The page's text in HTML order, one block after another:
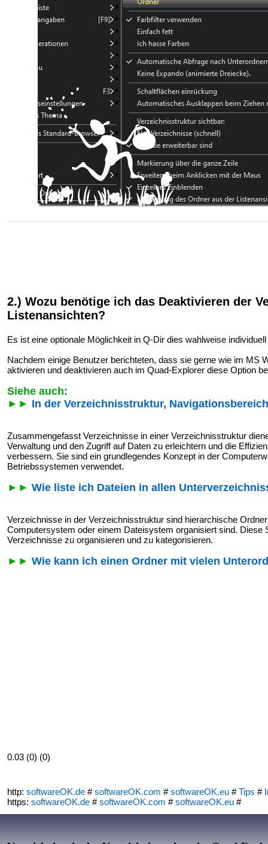
2.) Wozu benötige ich das Deaktivieren der
Listenansichten?
Es ist eine optionale Möglichkeit in Q-Dir dies wahlweise
Nachdem einige Benutzer berichteten, dass sie gerne wie im MS
aktivieren und deaktivieren auch im Quad-Explorer diese Option
Siehe auch:
►► In der Verzeichnisstruktur,
Zusammengefasst Verzeichnisse in einer Verzeichnisstruktur
Verwaltung und den Zugriff auf Daten zu erleichtern und die
verbessern. Sie sind ein grundlegendes Konzept in der
Betriebssystemen verwendet.
►► Wie liste ich Dateien in allen
Verzeichnisse in der Verzeichnisstruktur sind hierarchische
Computersystem oder einem Dateisystem organisiert sind. Diese
Verzeichnisse zu organisieren und zu kategorisieren.
►► Wie kann ich einen Ordner mit vielen
0.03 (0) (0)
http: softwareOK.de #softwareOK.com #softwareOK.eu #Tips #
https: softwareOK.de #softwareOK.com #softwareOK.eu #